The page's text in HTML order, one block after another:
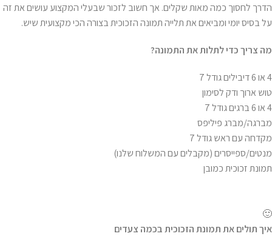
הדרך לחסוך כמה מאות שקלים. אך חשוב לזכור שבעלי המקצוע עושים את זה
על בסיס יומי ומביאים את תלייה תמונה הזכוכית בצורה הכי מקצועית שיש.
מה צריך כדי לתלות את התמונה?
4 או 6 דיבילים גודל 7
טוש ארוך ודק לסימון
4 או 6 ברגים גודל 7
מברגה/מברג פיליפס
מקדחה עם ראש גודל 7
מנטים/ספייסרים (מקבלים עם המשלוח שלנו)
תמונת זכוכית כמובן
🙂
איך תולים את תמונת הזכוכית בכמה צעדים